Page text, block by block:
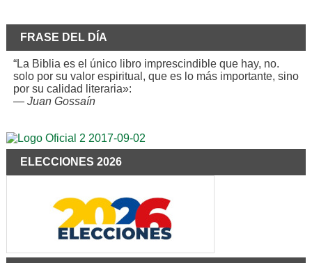
FRASE DEL DÍA
“La Biblia es el único libro imprescindible que hay, no.
solo por su valor espiritual, que es lo más importante, sino
por su calidad literaria»:
— Juan Gossaín
ELECCIONES 2026